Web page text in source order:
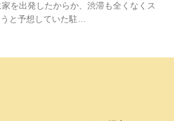
を出発したからか、渋滞も全くなくス
と予想していた駐…